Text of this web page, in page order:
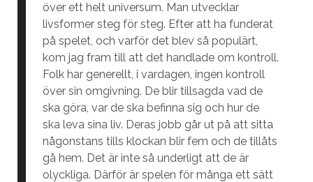
över ett helt universum. Man utvecklar
livsformer steg för steg. Efter att ha funderat
på spelet, och varför det blev så populärt,
kom jag fram till att det handlade om kontroll.
Folk har generellt, i vardagen, ingen kontroll
över sin omgivning. De blir tillsagda vad de
ska göra, var de ska befinna sig och hur de
ska leva sina liv. Deras jobb går ut på att sitta
någonstans tills klockan blir fem och de tillåts
gå hem. Det är inte så underligt att de är
olyckliga. Därför är spelen för många ett sätt